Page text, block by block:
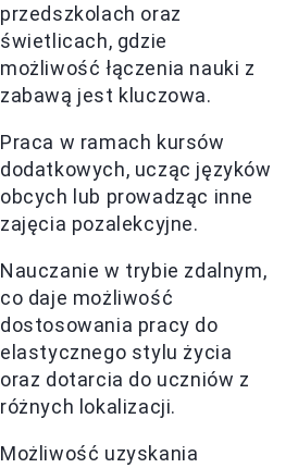
przedszkolach oraz
świetlicach, gdzie
możliwość łączenia nauki z
zabawą jest kluczowa.
Praca w ramach kursów
dodatkowych, ucząc języków
obcych lub prowadząc inne
zajęcia pozalekcyjne.
Nauczanie w trybie zdalnym,
co daje możliwość
dostosowania pracy do
elastycznego stylu życia
oraz dotarcia do uczniów z
różnych lokalizacji.
Możliwość uzyskania